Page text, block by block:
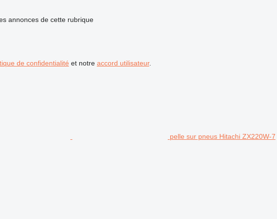
annonces de cette rubrique
de confidentialité et notre accord utilisateur.
pelle sur pneus Hitachi ZX220W-7